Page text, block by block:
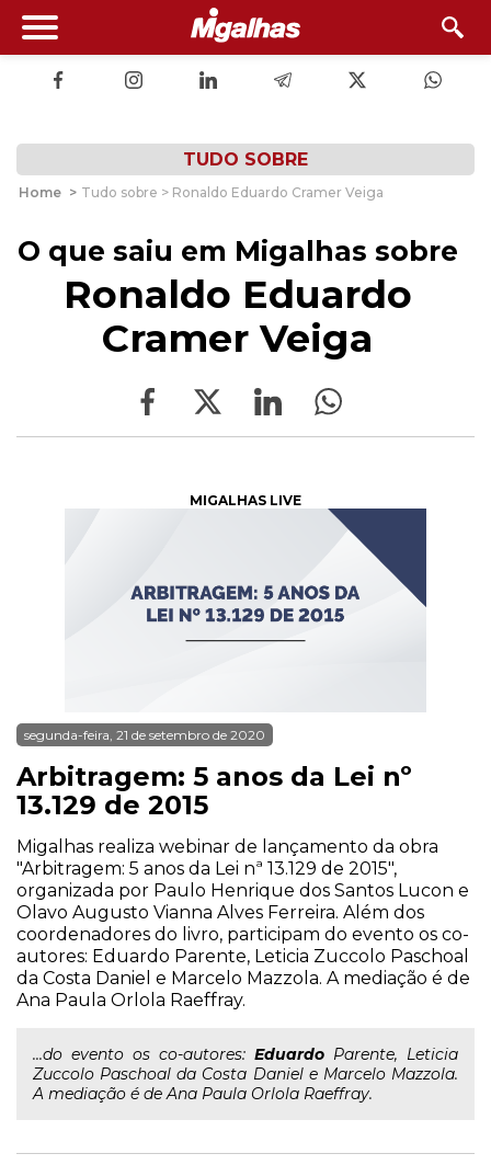
TUDO SOBRE
Home > Tudo sobre > Ronaldo Eduardo Cramer Veiga
O que saiu em Migalhas sobre
Ronaldo Eduardo
Cramer Veiga
MIGALHAS LIVE
segunda-feira, 21 de setembro de 2020
Arbitragem: 5 anos da Lei nº
13.129 de 2015
Migalhas realiza webinar de lançamento da obra
"Arbitragem: 5 anos da Lei nª 13.129 de 2015",
organizada por Paulo Henrique dos Santos Lucon e
Olavo Augusto Vianna Alves Ferreira. Além dos
coordenadores do livro, participam do evento os co-
autores: Eduardo Parente, Leticia Zuccolo Paschoal
da Costa Daniel e Marcelo Mazzola. A mediação é de
Ana Paula Orlola Raeffray.
...do evento os co-autores: Eduardo Parente, Leticia
Zuccolo Paschoal da Costa Daniel e Marcelo Mazzola.
A mediação é de Ana Paula Orlola Raeffray.